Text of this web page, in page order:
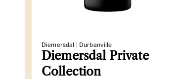
Diemersdal | Durbanville
Diemersdal Private
Collection